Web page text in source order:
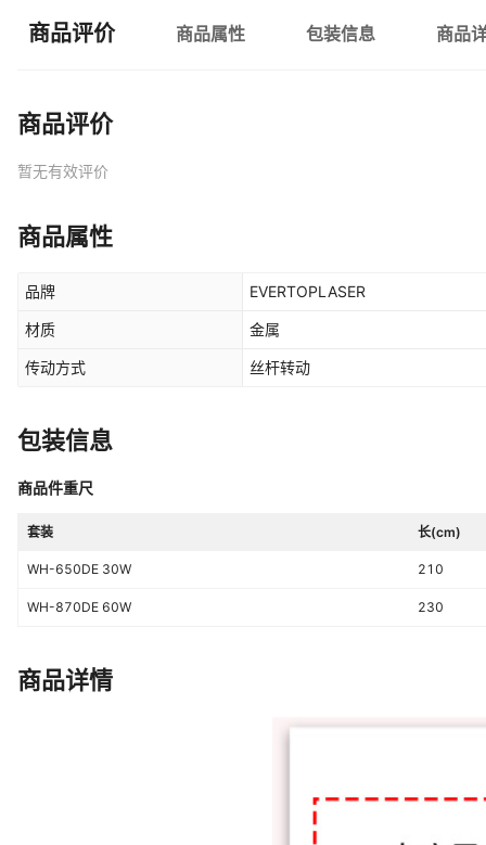
商品评价 商品属性 包装信息 商品
商品评价
暂无有效评价
商品属性
品牌 EVERTOPLASER
材质 金属
传动方式 丝杆转动
包装信息
商品件重尺
套装 长(cm)
WH-650DE 30W 210
WH-870DE 60W 230
商品详情